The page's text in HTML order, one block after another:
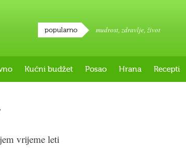
popularno mudrost, zdravlje, život
Kućni budžet Posao Hrana Recepti
vrijeme leti